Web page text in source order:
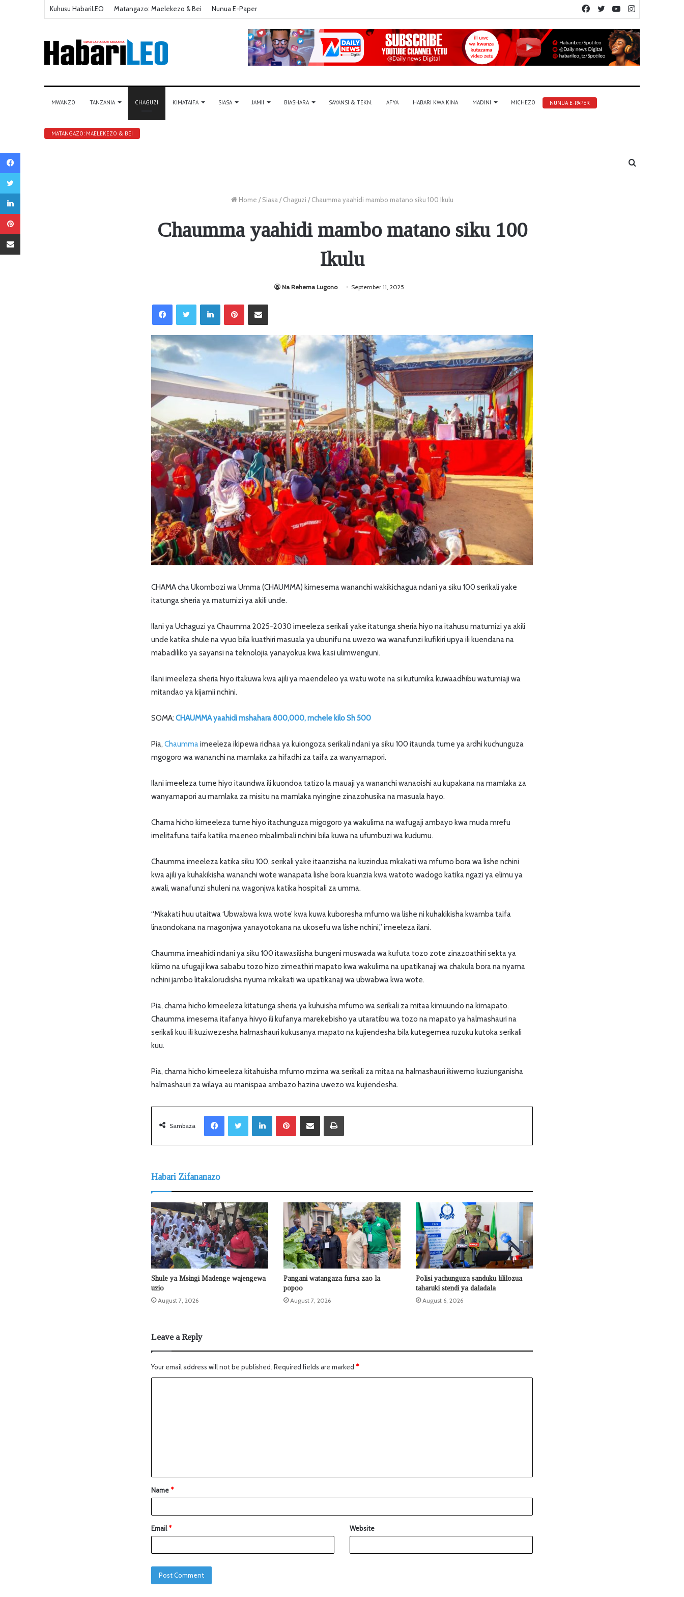
Kuhusu HabariLEO Matangazo: Maelekezo & Bei Nunua E-Paper YouTube
Twitter
Facebook
MWANZO TANZANIA CHAGUZI KIMATAIFA SIASA JAMII BIASHARA SAYANSI & TEKN. AFYA HABARI KWA KINA MADINI MICHEZO NUNUA E-PAPER
MATANGAZO: MAELEKEZO & BEI
Tafuta
Home / Siasa / Chaguzi / Chaumma yaahidi mambo matano siku 100 Ikulu
Chaumma yaahidi mambo matano siku 100
Ikulu
Na Rehema Lugono September 11, 2025
LinkedIn
CHAMA cha Ukombozi wa Umma (CHAUMMA) kimesema wananchi wakikichagua ndani ya siku 100 serikali yake
itatunga sheria ya matumizi ya akili unde.
Ilani ya Uchaguzi ya Chaumma 2025-2030 imeeleza serikali yake itatunga sheria hiyo na itahusu matumizi ya akili
unde katika shule na vyuo bila kuathiri masuala ya ubunifu na uwezo wa wanafunzi kufikiri upya ili kuendana na
mabadiliko ya sayansi na teknolojia yanayokua kwa kasi ulimwenguni.
Ilani imeeleza sheria hiyo itakuwa kwa ajili ya maendeleo ya watu wote na si kutumika kuwaadhibu watumiaji wa
mitandao ya kijamii nchini.
SOMA: CHAUMMA yaahidi mshahara 800,000, mchele kilo Sh 500
Pia, Chaummaimeeleza ikipewa ridhaa ya kuiongoza serikali ndani ya siku 100 itaunda tume ya ardhi kuchunguza
mgogoro wa wananchi na mamlaka za hifadhi za taifa za wanyamapori.
Ilani imeeleza tume hiyo itaundwa ili kuondoa tatizo la mauaji ya wananchi wanaoishi au kupakana na mamlaka za
wanyamapori au mamlaka za misitu na mamlaka nyingine zinazohusika na masuala hayo.
Chama hicho kimeeleza tume hiyo itachunguza migogoro ya wakulima na wafugaji ambayo kwa muda mrefu
imelitafuna taifa katika maeneo mbalimbali nchini bila kuwa na ufumbuzi wa kudumu.
Chaumma imeeleza katika siku 100, serikali yake itaanzisha na kuzindua mkakati wa mfumo bora wa lishe nchini
kwa ajili ya kuhakikisha wananchi wote wanapata lishe bora kuanzia kwa watoto wadogo katika ngazi ya elimu ya
awali, wanafunzi shuleni na wagonjwa katika hospitali za umma.
“Mkakati huu utaitwa ‘Ubwabwa kwa wote’ kwa kuwa kuboresha mfumo wa lishe ni kuhakikisha kwamba taifa
linaondokana na magonjwa yanayotokana na ukosefu wa lishe nchini,” imeeleza ilani.
Chaumma imeahidi ndani ya siku 100 itawasilisha bungeni muswada wa kufuta tozo zote zinazoathiri sekta ya
kilimo na ufugaji kwa sababu tozo hizo zimeathiri mapato kwa wakulima na upatikanaji wa chakula bora na nyama
nchini jambo litakalorudisha nyuma mkakati wa upatikanaji wa ubwabwa kwa wote.
Pia, chama hicho kimeeleza kitatunga sheria ya kuhuisha mfumo wa serikali za mitaa kimuundo na kimapato.
Chaumma imesema itafanya hivyo ili kufanya marekebisho ya utaratibu wa tozo na mapato ya halmashauri na
serikali kuu ili kuziwezesha halmashauri kukusanya mapato na kujiendesha bila kutegemea ruzuku kutoka serikali
kuu.
Pia, chama hicho kimeeleza kitahuisha mfumo mzima wa serikali za mitaa na halmashauri ikiwemo kuziunganisha
halmashauri za wilaya au manispaa ambazo hazina uwezo wa kujiendesha.
Sambaza
LinkedIn Sambaza kupitia barua pepe
Habari Zifananazo
Shule ya Msingi Madenge wajengewa
uzio
August 7, 2026
Pangani watangaza fursa zao la
popoo
August 7, 2026
Polisi yachunguza sanduku lililozua
taharuki stendi ya daladala
August 6, 2026
Leave a Reply
Your email address will not be published. Required fields are marked *
Name*
Email* Website